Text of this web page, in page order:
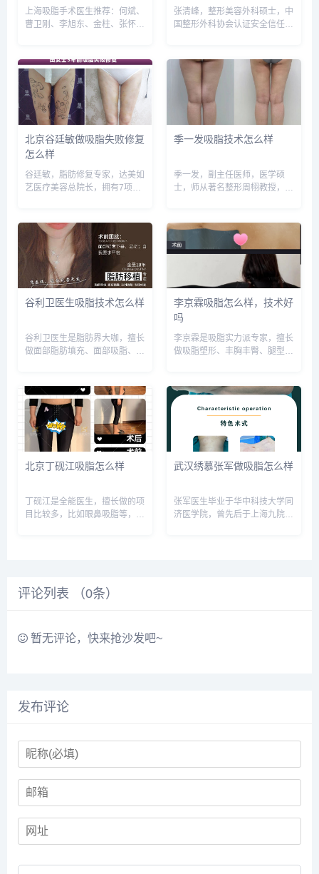
上海吸脂手术医生推荐：何斌、
曹卫刚、李旭东、金柱、张怀
咨询添加微信号：
wuyoubianmei，查询更多医生
口碑和案例。...
张清峰，整形美容外科硕士，中
国整形外科协会认证安全信任医
主任。预约或咨询添加微信号：
wuyoubianmei或者直接拨打
400-616-6769...
北京谷廷敏做吸脂失败修复
怎么样
谷廷敏，脂肪修复专家，达美如
艺医疗美容总院长，拥有7项发
力的人物。预约或咨询添加微信
号：wuyoubianmei或者直接拨
打400-616-6...
季一发吸脂技术怎么样
季一发，副主任医师，医学硕
士，师从著名整形周栩教授，从
技术不错，预约或咨询添加微信
号：wuyoubianmei或者直接拨
打400-616-676...
谷利卫医生吸脂技术怎么样
谷利卫医生是脂肪界大咖，擅长
做面部脂肪填充、面部吸脂、脂
信号：wuyoubianmei或者直接
拨打400-616-6769，查询更多
医生口碑和案...
李京霖吸脂怎么样，技术好
吗
李京霖是吸脂实力派专家，擅长
做吸脂塑形、丰胸丰臀、腿型矫
400-616-6769，查询更多医生
口碑和案例。...
北京丁砚江吸脂怎么样
丁砚江是全能医生，擅长做的项
目比较多，比如眼鼻吸脂等，尤
武汉绣慕张军做吸脂怎么样
张军医生毕业于华中科技大学同
济医学院，曾先后于上海九院和
评论列表 （0条）
暂无评论，快来抢沙发吧~
发布评论